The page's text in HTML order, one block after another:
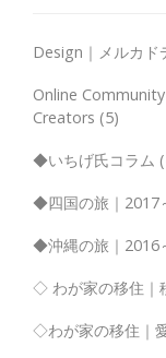
Design｜メルカド
Online
Creators (5)
◆いちげ氏コラム
◆四国の旅｜2017
◆沖縄の旅｜2016
◇ わが家の移住｜
◇わが家の移住｜